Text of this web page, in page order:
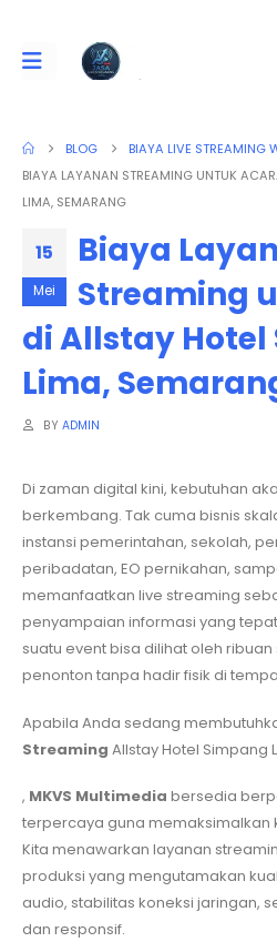
BLOG
BIAYA LIVE STREAMING
BIAYA LAYANAN STREAMING UNTUK
LIMA, SEMARANG
15
Mei
Biaya
Streaming
di Allstay Hotel
Lima,
BY ADMIN
Di zaman digital kini, kebutuhan
berkembang. Tak cuma bisnis
instansi pemerintahan, sekolah,
peribadatan, EO pernikahan,
memanfaatkan live streaming
penyampaian informasi yang
suatu event bisa dilihat oleh
penonton tanpa hadir fisik di
Apabila Anda sedang
Streaming Allstay Hotel Simpang
, MKVS Multimedia bersedia
terpercaya guna memaksimalkan
Kita menawarkan layanan
produksi yang mengutamakan
audio, stabilitas koneksi jaringan,
dan responsif.